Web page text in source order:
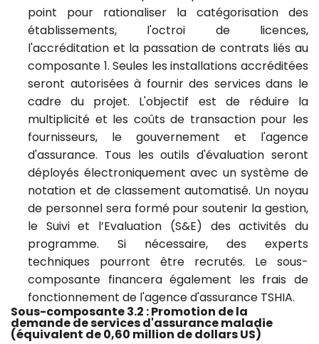
point pour rationaliser la catégorisation des
établissements, l'octroi de licences,
l'accréditation et la passation de contrats liés au
composante 1. Seules les installations accréditées
seront autorisées à fournir des services dans le
cadre du projet. L'objectif est de réduire la
multiplicité et les coûts de transaction pour les
fournisseurs, le gouvernement et l'agence
d'assurance. Tous les outils d'évaluation seront
déployés électroniquement avec un système de
notation et de classement automatisé. Un noyau
de personnel sera formé pour soutenir la gestion,
le Suivi et l’Evaluation (S&E) des activités du
programme. Si nécessaire, des experts
techniques pourront être recrutés. Le sous-
composante financera également les frais de
fonctionnement de l'agence d'assurance TSHIA.
Sous-composante 3.2 : Promotion de la
demande deservices d'assurance maladie
(équivalent de 0,60 million de dollars US)